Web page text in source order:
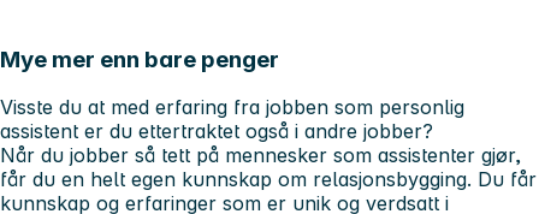
Mye mer enn bare penger
Visste du at med erfaring fra jobben som personlig
assistent er du ettertraktet også i andre jobber?
Når du jobber så tett på mennesker som assistenter gjør,
får du en helt egen kunnskap om relasjonsbygging. Du får
kunnskap og erfaringer som er unik og verdsatt i